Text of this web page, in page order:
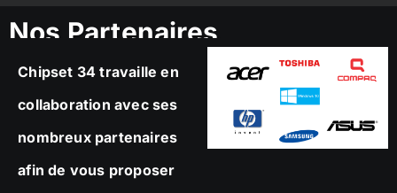
Nos Partenaires
Chipset 34 travaille en
collaboration avec ses
nombreux partenaires
afin de vous proposer